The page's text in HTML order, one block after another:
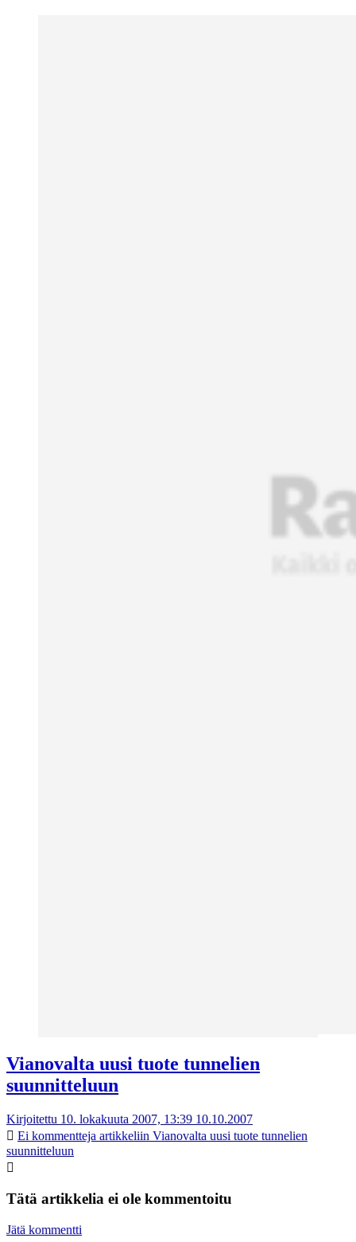
Vianovalta uusi tuote tunnelien
suunnitteluun
Kirjoitettu 10. lokakuuta 2007, 13:39 10.10.2007
Ei kommentteja artikkeliin Vianovalta uusi tuote tunnelien
suunnitteluun
Tätä artikkelia ei ole kommentoitu
Jätä kommentti